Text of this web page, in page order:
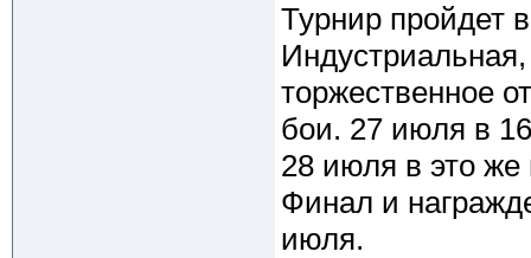
Турнир пройдет
торжественное
бои. 27 июля в
28 июля в это
Финал и
июля.